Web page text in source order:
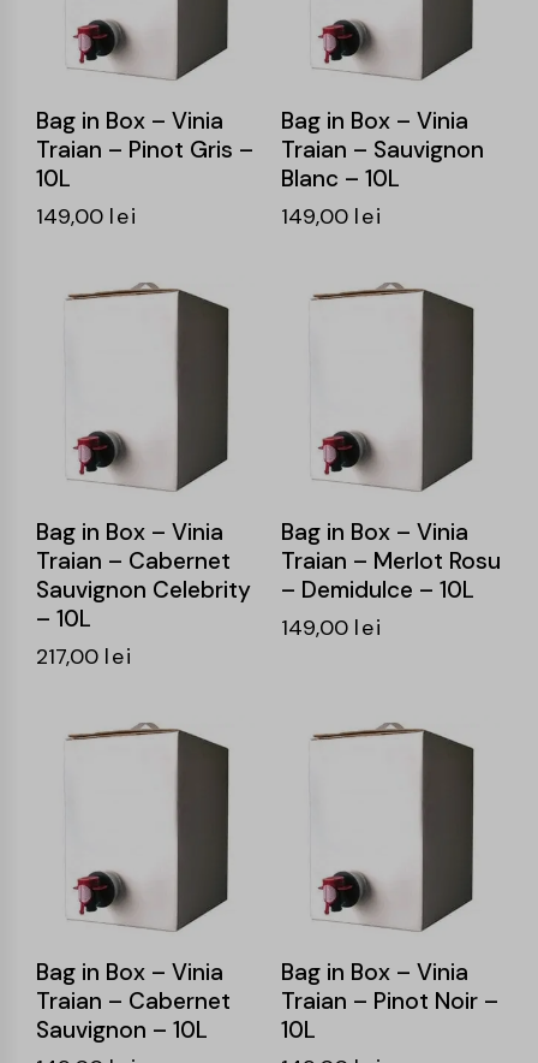
Bag in Box – Vinia
Traian – Pinot Gris –
10L
149,00 lei
Bag in Box – Vinia
Traian – Sauvignon
Blanc – 10L
149,00 lei
Bag in Box – Vinia
Traian – Cabernet
Sauvignon Celebrity
– 10L
217,00 lei
Bag in Box – Vinia
Traian – Merlot Rosu
– Demidulce – 10L
149,00 lei
Bag in Box – Vinia
Traian – Cabernet
Sauvignon – 10L
Bag in Box – Vinia
Traian – Pinot Noir –
10L